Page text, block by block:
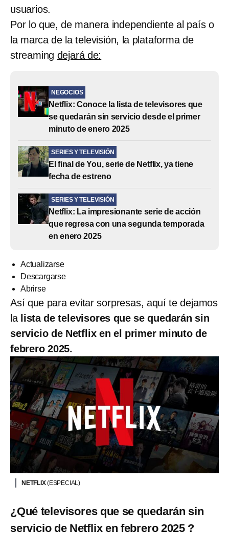
usuarios.
Por lo que, de manera independiente al país o
la marca de la televisión, la plataforma de
streaming dejará de:
NEGOCIOS
Netflix: Conoce la lista de televisores que
se quedarán sin servicio desde el primer
minuto de enero 2025
SERIES Y TELEVISIÓN
El final de You, serie de Netflix, ya tiene
fecha de estreno
SERIES Y TELEVISIÓN
Netflix: La impresionante serie de acción
que regresa con una segunda temporada
en enero 2025
Actualizarse
Descargarse
Abrirse
Así que para evitar sorpresas, aquí te dejamos
la lista de televisores que se quedarán sin
servicio de Netflix en el primer minuto de
febrero 2025.
NETFLIX(ESPECIAL)
¿Qué televisores que se quedarán sin
servicio de Netflix en febrero 2025 ?